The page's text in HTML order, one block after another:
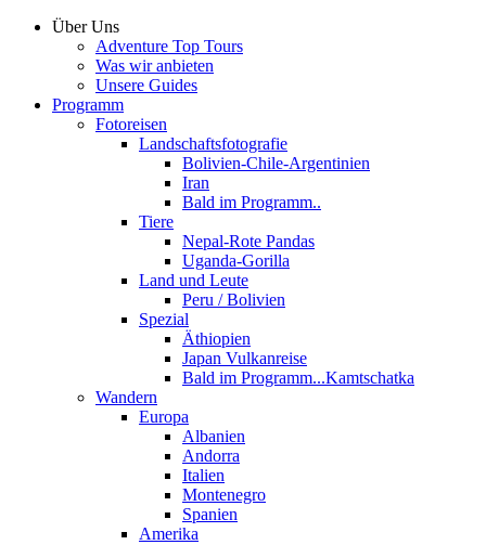
Über Uns
Adventure Top Tours
Was wir anbieten
Unsere Guides
Programm
Fotoreisen
Landschaftsfotografie
Bolivien-Chile-Argentinien
Iran
Bald im Programm..
Tiere
Nepal-Rote Pandas
Uganda-Gorilla
Land und Leute
Peru / Bolivien
Spezial
Äthiopien
Japan Vulkanreise
Bald im Programm...Kamtschatka
Wandern
Europa
Albanien
Andorra
Italien
Montenegro
Spanien
Amerika